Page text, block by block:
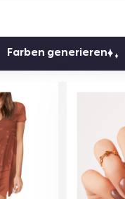
Farben generieren